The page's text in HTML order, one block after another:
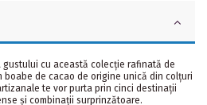
cu această colecție rafinată de
de cacao de origine unică din colțuri
te vor purta prin cinci destinații
și combinații surprinzătoare.